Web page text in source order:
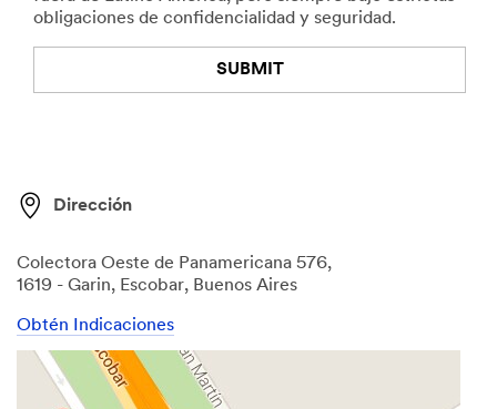
obligaciones de confidencialidad y seguridad.
SUBMIT
An
error
occurred
while
Please
try
again
later...
Your
form
submitted
successfully
Dirección
Colectora Oeste de Panamericana 576,
1619 - Garin, Escobar, Buenos Aires
Obtén Indicaciones